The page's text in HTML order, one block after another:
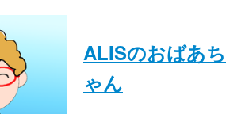
ALISのおばあち
ゃん